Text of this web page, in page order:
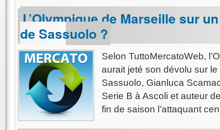
L’Olympique de Marseille sur
de Sassuolo ?
Selon TuttoMercatoWeb,
aurait jeté son dévolu sur
Sassuolo, Gianluca
Serie B à Ascoli et auteur
fin de saison l’attaquant